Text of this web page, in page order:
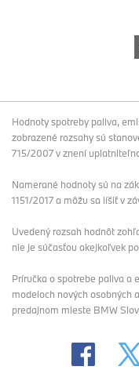
Hodnoty spotreby paliva,
zobrazené rozsahy sú
715/2007 v znení
Namerané hodnoty sú na
1151/2017 a môžu sa líšiť v
Uvedený rozsah hodnôt
nie je súčasťou akejkoľvek
Príručka o spotrebe paliva a
modeloch nových osobných
predajnom mieste BMW